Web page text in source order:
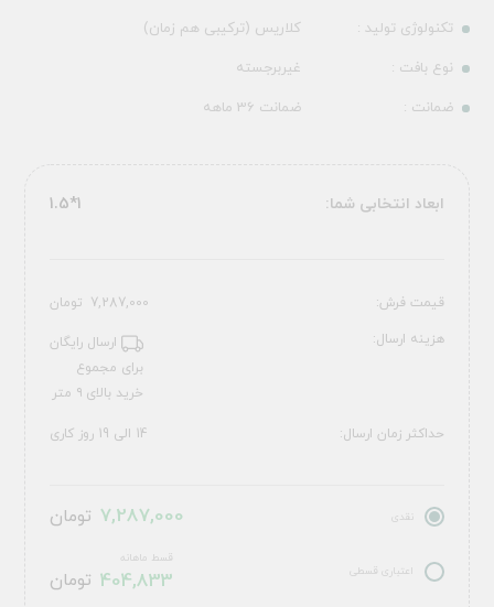
تکنولوژی تولید :
کلاریس (ترکیبی هم زمان)
نوع بافت :
غیربرجسته
ضمانت :
ضمانت 36 ماهه
ابعاد انتخابی شما: 1*1.5
قیمت فرش: 7,287,000 تومان
هزینه ارسال:
ارسال رایگان
برای مجموع
خرید بالای ۹ متر
حداکثر زمان ارسال: 14 الی 19 روز کاری
نقدی 7,287,000 تومان
اعتباری قسطی
قسط ماهانه
404,833 تومان